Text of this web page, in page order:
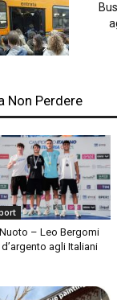
Non Perdere
Nuoto – Leo Bergomi
d’argento agli Italiani